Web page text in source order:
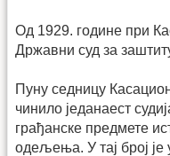
Од 1929. године при
Државни суд за
Пуну седницу
чинило једанаест
грађанске предмете
одељења. У тај број